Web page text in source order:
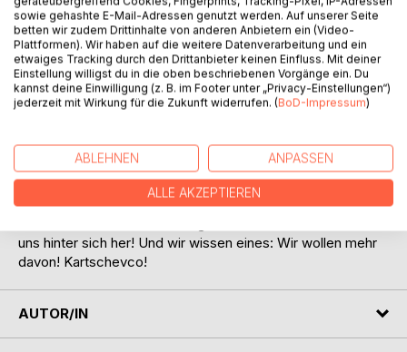
BESCHREIBUNG
Texte, Schritte, rostige Nägel eines spirituellen Weges.
Keine Beschönigungen! Keine Klugscheißereien. Aigner
zeigt uns erbarmungslos, in welchen Zuständen man so
landen kann. Erbarmungslos? Sicher! Trostlos? Auf jeden
uns hinter sich her! Und wir wissen eines: Wir wollen mehr
davon! Kartschevco!
AUTOR/IN
sowie gehashte E-Mail-Adressen genutzt werden. Auf unserer Seite
betten wir zudem Drittinhalte von anderen Anbietern ein (Video-
Plattformen). Wir haben auf die weitere Datenverarbeitung und ein
etwaiges Tracking durch den Drittanbieter keinen Einfluss. Mit deiner
Einstellung willigst du in die oben beschriebenen Vorgänge ein. Du
kannst deine Einwilligung (z. B. im Footer unter „Privacy-Einstellungen“)
jederzeit mit Wirkung für die Zukunft widerrufen. (BoD-Impressum)
ABLEHNEN ANPASSEN
ALLE AKZEPTIEREN